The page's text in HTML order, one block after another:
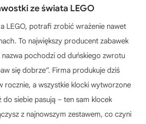
ze świata LEGO
LEGO, potrafi zrobić wrażenie nawet
To największy producent zabawek
nazwa pochodzi od duńskiego zwrotu
się dobrze”. Firma produkuje dziś
rocznie, a wszystkie klocki wytworzone
do siebie pasują – ten sam klocek
z najnowszym zestawem, co czyni